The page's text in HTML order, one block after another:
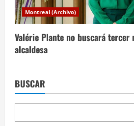
Montreal (Archivo)
Valérie Plante no buscará tercer
alcaldesa
BUSCAR